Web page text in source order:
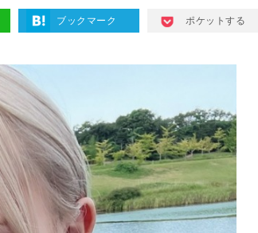
ブックマーク ポケットする